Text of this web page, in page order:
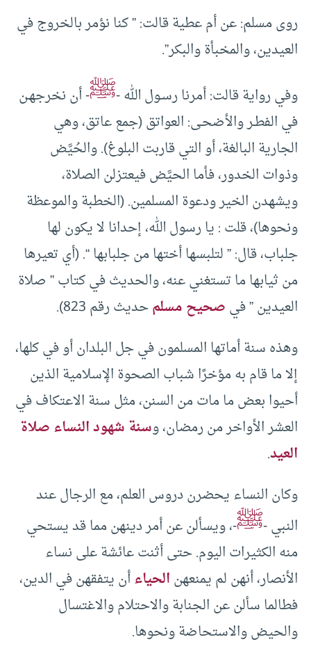
روى مسلم: عن أم عطية قالت: ” كنا نؤمر بالخروج في
العيدين، والمخبأة والبكر”.
وفي رواية قالت: أمرنا رسـول الله -ﷺ- أن نخرجهـن
في الفطـر والأضحـى: العواتق (جمع عاتق، وهي
الجارية البالغة، أو التي قاربت البلوغ). والحُيَّض
وذوات الخدور، فأما الحيَّض فيعتزلن الصلاة،
ويشهدن الخير ودعوة المسلمين. (الخطبة والموعظة
ونحوها)، قلت : يا رسول الله، إحدانا لا يكون لها
جلباب، قال: ” لتلبسها أختها من جلبابها “. (أي تعيرها
من ثيابها ما تستغني عنه، والحديث في كتاب ” صلاة
العيدين ” فيصحيح مسلمحديث رقم 823).
وهذه سنة أماتها المسلمون في جل البلدان أو في كلها،
إلا ما قام به مؤخرًا شباب الصحوة الإسلامية الذين
أحيوا بعض ما مات من السنن، مثل سنة الاعتكاف في
العشر الأواخر من رمضان، وسنة شهود النساء صلاة
العيد.
وكان النساء يحضرن دروس العلم، مع الرجال عند
النبي -ﷺ-، ويسألن عن أمر دينهن مما قد يستحي
منه الكثيرات اليوم. حتى أثنت عائشة على نساء
الأنصار، أنهن لم يمنعهنالحياءأن يتفقهن في الدين،
فطالما سألن عن الجنابة والاحتلام والاغتسال
والحيض والاستحاضة ونحوها.